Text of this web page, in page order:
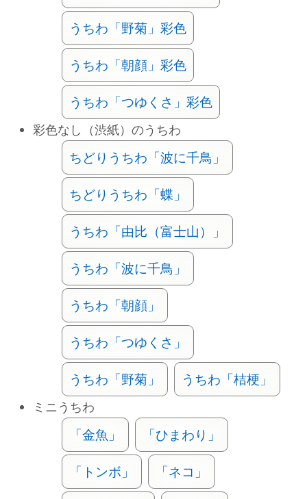
うちわ「野菊」彩色
うちわ「朝顔」彩色
うちわ「つゆくさ」彩色
彩色なし（渋紙）のうちわ
ちどりうちわ「波に千鳥」
ちどりうちわ「蝶」
うちわ「由比（富士山）」
うちわ「波に千鳥」
うちわ「朝顔」
うちわ「つゆくさ」
うちわ「野菊」 うちわ「桔梗」
ミニうちわ
「金魚」 「ひまわり」
「トンボ」 「ネコ」